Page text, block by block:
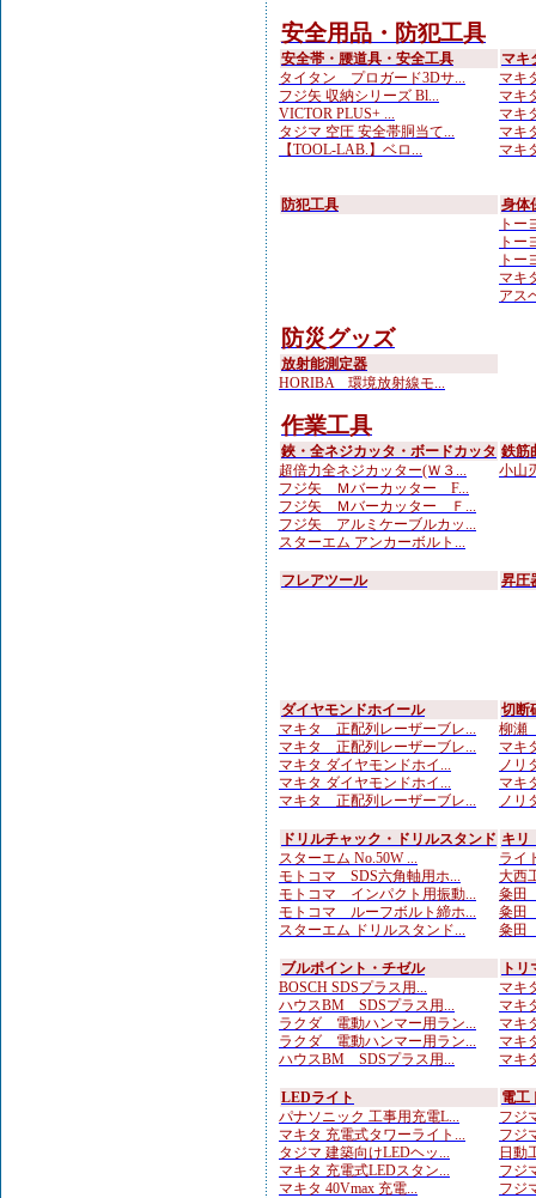
安全用品・防犯工具
安全帯・腰道具・安全工具
タイタン プロガード3Dサ...
フジ矢 収納シリーズ Bl...
VICTOR PLUS+ ...
タジマ 空圧 安全帯胴当て...
【TOOL-LAB.】ベロ...
マキ
マキ
マキ
マキ
マキ
マキ
防犯工具
身体
トー
トー
トー
マキ
アス
防災グッズ
放射能測定器
HORIBA 環境放射線モ...
作業工具
鋏・全ネジカッタ・ボードカッタ
超倍力全ネジカッター(Ｗ３...
フジ矢 Ｍバーカッター F...
フジ矢 Ｍバーカッター Ｆ...
フジ矢 アルミケーブルカッ...
スターエム アンカーボルト...
鉄筋
小山
フレアツール 昇圧
ダイヤモンドホイール
マキタ 正配列レーザーブレ...
マキタ 正配列レーザーブレ...
マキタ ダイヤモンドホイ...
マキタ ダイヤモンドホイ...
マキタ 正配列レーザーブレ...
切断
柳瀬
マキ
ノリ
マキ
ノリ
ドリルチャック・ドリルスタンド
スターエム No.50W ...
モトコマ SDS六角軸用ホ...
モトコマ インパクト用振動...
モトコマ ルーフボルト締ホ...
スターエム ドリルスタンド...
キリ
ライ
大西
粂田
粂田
粂田
ブルポイント・チゼル
BOSCH SDSプラス用...
ハウスBM SDSプラス用...
ラクダ 電動ハンマー用ラン...
ラクダ 電動ハンマー用ラン...
ハウスBM SDSプラス用...
ト
マキ
マキ
マキ
マキ
マキ
LEDライト
パナソニック 工事用充電L...
マキタ 充電式タワーライト...
タジマ 建築向けLEDヘッ...
マキタ 充電式LEDスタン...
マキタ 40Vmax 充電...
電工
フジ
フジ
日動
フジ
フジ